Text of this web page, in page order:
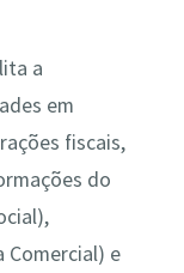
a
em
fiscais,
do
Comercial) e